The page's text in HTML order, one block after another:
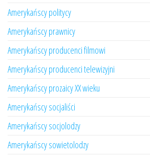
Amerykańscy politycy
Amerykańscy prawnicy
Amerykańscy producenci filmowi
Amerykańscy producenci telewizyjni
Amerykańscy prozaicy XX wieku
Amerykańscy socjaliści
Amerykańscy socjolodzy
Amerykańscy sowietolodzy